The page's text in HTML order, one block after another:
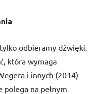
odbieramy dźwięki.
która wymaga
i innych (2014)
polega na pełnym